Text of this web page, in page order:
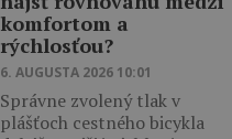
komfortom a
rýchlosťou?
6. AUGUSTA 2026 10:01
Správne zvolený tlak v
plášťoch cestného bicykla